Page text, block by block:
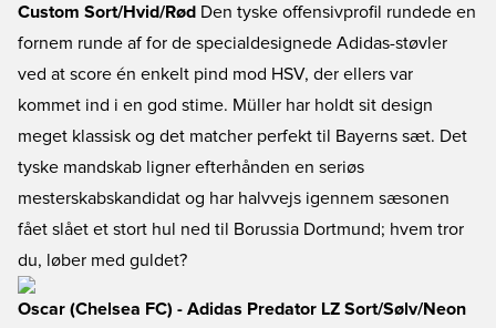
Custom Sort/Hvid/Rød Den tyske offensivprofil rundede en
fornem runde af for de specialdesignede Adidas-støvler
ved at score én enkelt pind mod HSV, der ellers var
kommet ind i en god stime. Müller har holdt sit design
meget klassisk og det matcher perfekt til Bayerns sæt. Det
tyske mandskab ligner efterhånden en seriøs
mesterskabskandidat og har halvvejs igennem sæsonen
fået slået et stort hul ned til Borussia Dortmund; hvem tror
du, løber med guldet?
Oscar (Chelsea FC) - Adidas Predator LZ Sort/Sølv/Neon